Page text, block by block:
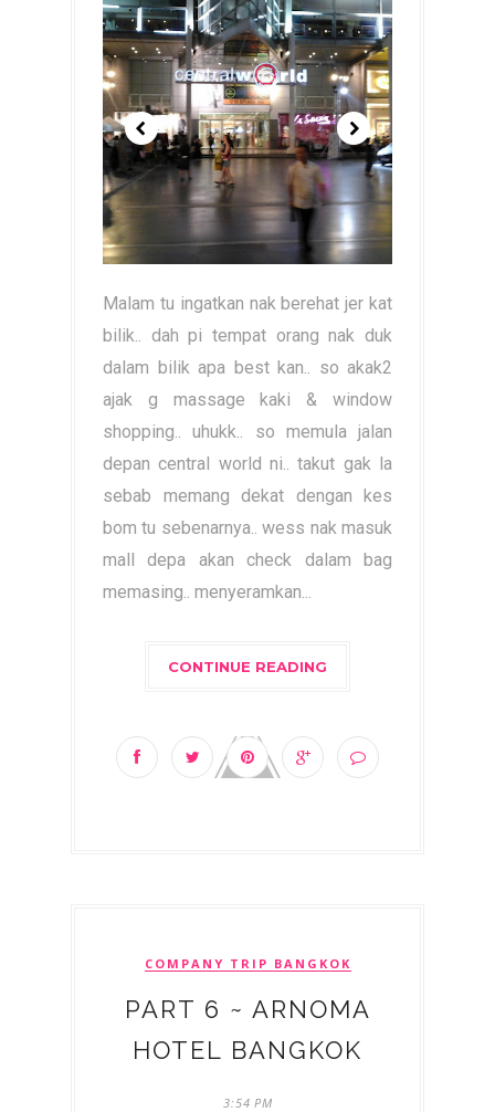
Malam tu ingatkan nak berehat jer kat
bilik.. dah pi tempat orang nak duk
dalam bilik apa best kan.. so akak2
ajak g massage kaki & window
shopping.. uhukk.. so memula jalan
depan central world ni.. takut gak la
sebab memang dekat dengan kes
bom tu sebenarnya.. wess nak masuk
mall depa akan check dalam bag
memasing.. menyeramkan...
CONTINUE READING
COMPANY TRIP BANGKOK
PART 6 ~ ARNOMA
HOTEL BANGKOK
3:54 PM